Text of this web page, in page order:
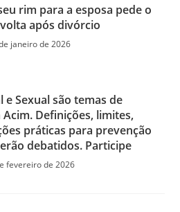
rim para a esposa pede o
após divórcio
janeiro de 2026
e Sexual são temas de
Definições, limites,
práticas para prevenção
debatidos. Participe
fevereiro de 2026